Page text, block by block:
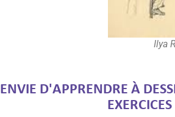
Ilya
ENVIE D'APPRENDRE À